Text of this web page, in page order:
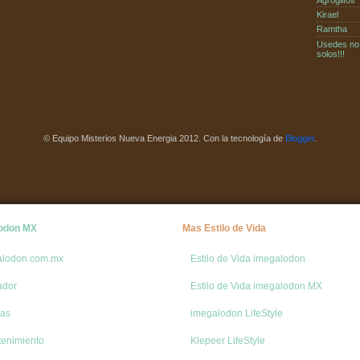
Estaba
Kirael
Ramtha
Usedes
solos!!!
© Equipo Misterios Nueva Energia 2012. Con la tecnología de Blogger.
MX Mas Estilo de Vida
Estilo de Vida imegalodon
Estilo de Vida imegalodon MX
imegalodon LifeStyle
Klepeer LifeStyle